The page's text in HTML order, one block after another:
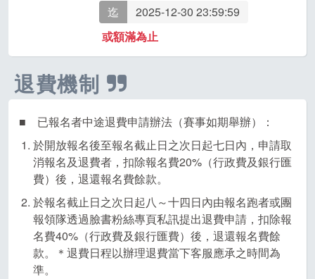
迄
2025-12-30 23:59:59
或額滿為止
退費機制
■ 已報名者中途退費申請辦法（賽事如期舉辦）：
於開放報名後至報名截止日之次日起七日內，申請取
消報名及退費者，扣除報名費20%（行政費及銀行匯
費）後，退還報名費餘款。
於報名截止日之次日起八～十四日內由報名跑者或團
報領隊透過臉書粉絲專頁私訊提出退費申請，扣除報
名費40%（行政費及銀行匯費）後，退還報名費餘
款。＊退費日程以辦理退費當下客服應承之時間為
準。